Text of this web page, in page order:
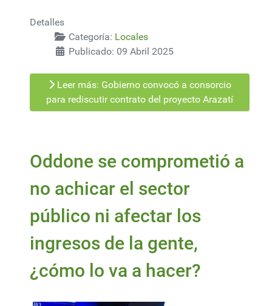
Detalles
Categoría: Locales
Publicado: 09 Abril 2025
Leer más: Gobierno convocó a consorcio
para rediscutir contrato del proyecto Arazatí
Oddone se comprometió a
no achicar el sector
público ni afectar los
ingresos de la gente,
¿cómo lo va a hacer?